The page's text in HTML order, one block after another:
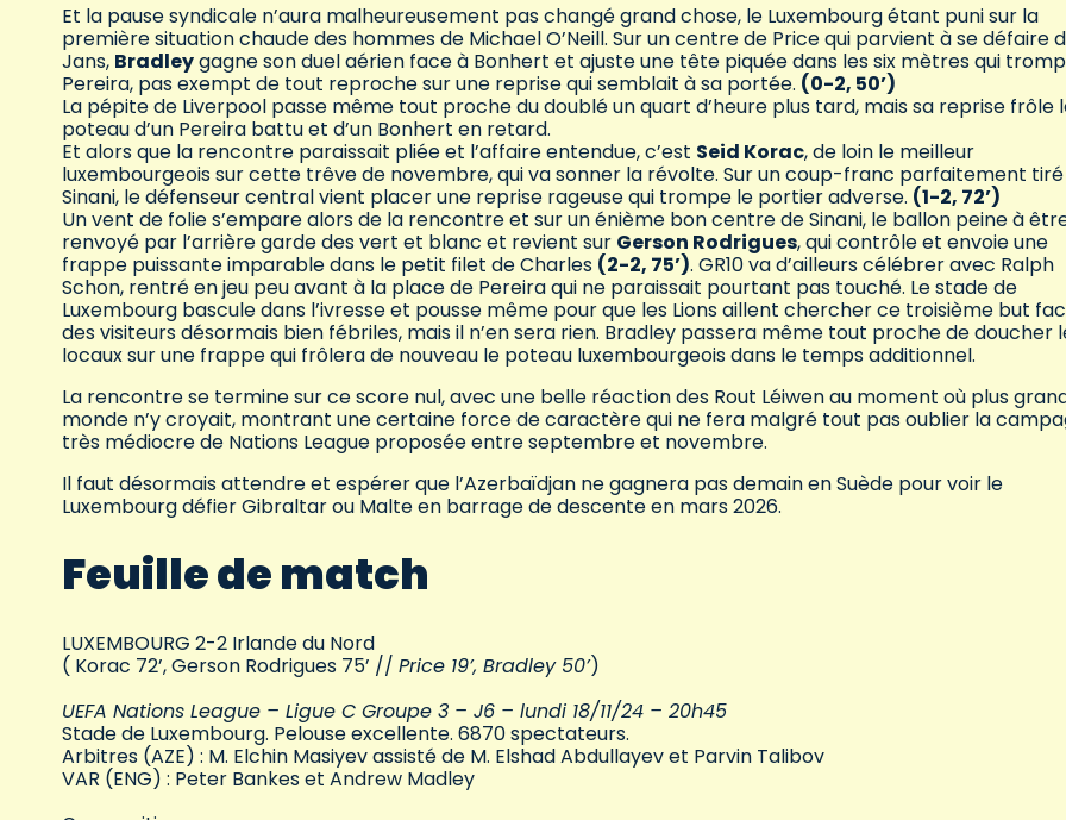
Et la pause syndicale n’aura malheureusement pas changé grand chose, le Luxembourg étant puni sur la
première situation chaude des hommes de Michael O’Neill. Sur un centre de Price qui parvient à se défaire
Jans, Bradleygagne son duel aérien face à Bonhert et ajuste une tête piquée dans les six mètres qui
Pereira, pas exempt de tout reproche sur une reprise qui semblait à sa portée. (0-2, 50’)
La pépite de Liverpool passe même tout proche du doublé un quart d’heure plus tard, mais sa reprise frôle
poteau d’un Pereira battu et d’un Bonhert en retard.
Et alors que la rencontre paraissait pliée et l’affaire entendue, c’est Seid Korac, de loin le meilleur
luxembourgeois sur cette trêve de novembre, qui va sonner la révolte. Sur un coup-franc parfaitement
Sinani, le défenseur central vient placer une reprise rageuse qui trompe le portier adverse. (1-2, 72’)
Un vent de folie s’empare alors de la rencontre et sur un énième bon centre de Sinani, le ballon peine à
renvoyé par l’arrière garde des vert et blanc et revient sur Gerson Rodrigues, qui contrôle et envoie une
frappe puissante imparable dans le petit filet de Charles (2-2, 75’). GR10 va d’ailleurs célébrer avec Ralph
Schon, rentré en jeu peu avant à la place de Pereira qui ne paraissait pourtant pas touché. Le stade de
Luxembourg bascule dans l’ivresse et pousse même pour que les Lions aillent chercher ce troisième but
des visiteurs désormais bien fébriles, mais il n’en sera rien. Bradley passera même tout proche de doucher
locaux sur une frappe qui frôlera de nouveau le poteau luxembourgeois dans le temps additionnel.
La rencontre se termine sur ce score nul, avec une belle réaction des Rout Léiwen au moment où plus
monde n’y croyait, montrant une certaine force de caractère qui ne fera malgré tout pas oublier la
très médiocre de Nations League proposée entre septembre et novembre.
Il faut désormais attendre et espérer que l’Azerbaïdjan ne gagnera pas demain en Suède pour voir le
Luxembourg défier Gibraltar ou Malte en barrage de descente en mars 2026.
Feuille de match
LUXEMBOURG 2-2 Irlande du Nord
( Korac 72’, Gerson Rodrigues 75’ // Price 19’, Bradley 50’)
UEFA Nations League – Ligue C Groupe 3 – J6 – lundi 18/11/24 – 20h45
Stade de Luxembourg. Pelouse excellente. 6870 spectateurs.
Arbitres (AZE) : M. Elchin Masiyev assisté de M. Elshad Abdullayev et Parvin Talibov
VAR (ENG) : Peter Bankes et Andrew Madley